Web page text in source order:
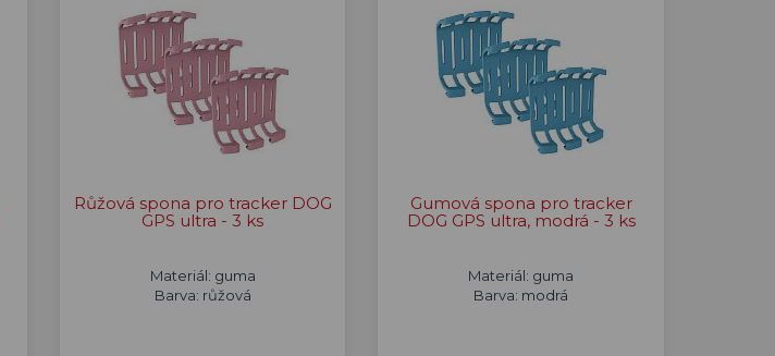
Růžová spona pro tracker DOG
GPS ultra - 3 ks
Materiál: guma
Barva: růžová
Gumová spona pro tracker
DOG GPS ultra, modrá - 3 ks
Materiál: guma
Barva: modrá